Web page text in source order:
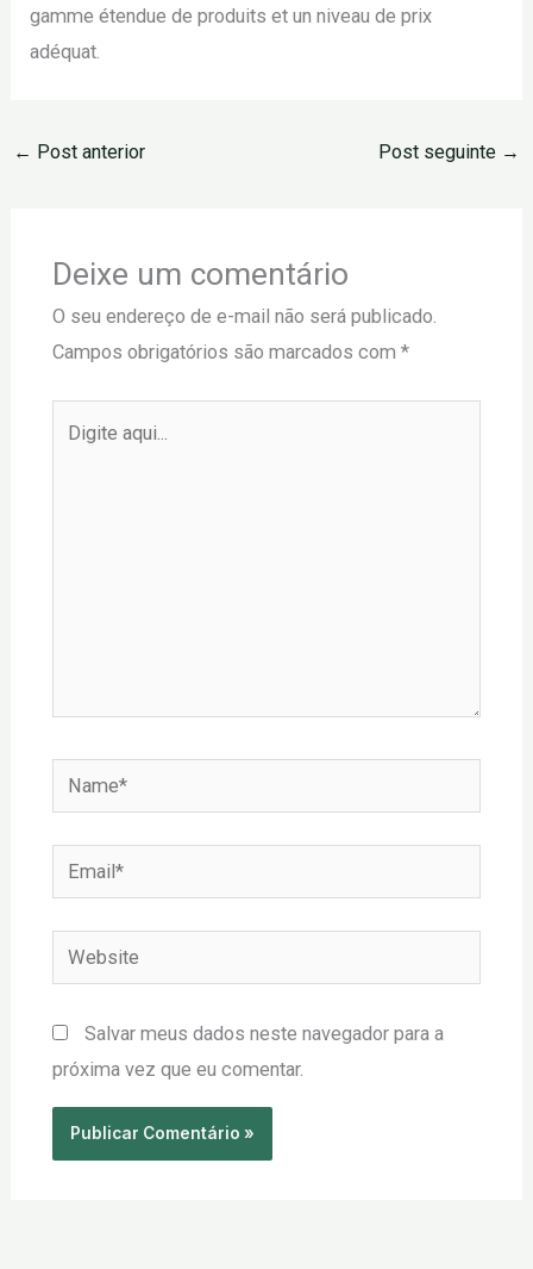
gamme étendue de produits et un niveau de prix
adéquat.
← Post anterior Post seguinte →
Deixe um comentário
O seu endereço de e-mail não será publicado.
Campos obrigatórios são marcados com *
Name*
Email*
Website
Salvar meus dados neste navegador para a
próxima vez que eu comentar.